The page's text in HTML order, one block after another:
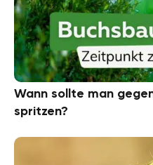
Wann sollte man
spritzen?